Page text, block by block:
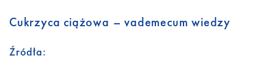
Cukrzyca ciążowa – vademecum wiedzy
Źródła: